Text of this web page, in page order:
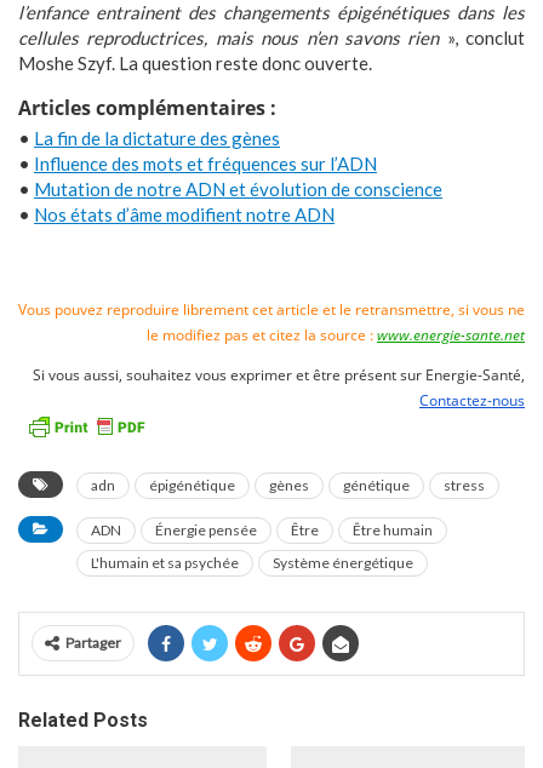
l’enfance entrainent des changements épigénétiques dans les
cellules reproductrices, mais nous n’en savons rien», conclut
Moshe Szyf. La question reste donc ouverte.
Articles complémentaires :
• La fin de la dictature des gènes
• Influence des mots et fréquences sur l’ADN
• Mutation de notre ADN et évolution de conscience
• Nos états d’âme modifient notre ADN
Vous pouvez reproduire librement cet article et le retransmettre, si vous ne
le modifiez pas et citez la source :www.energie-sante.net
Si vous aussi, souhaitez vous exprimer et être présent sur Energie-Santé,
Contactez-nous
adn épigénétique gènes génétique stress
ADN Énergie pensée Être
Être humain
L'humain et sa psychée
Système énergétique
Partager
Related Posts